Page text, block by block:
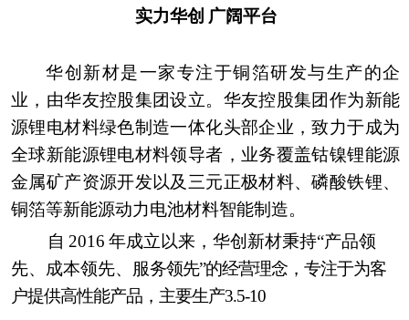
实力华创 广阔平台
华创新材是一家专注于铜箔研发与生产的企
业，由华友控股集团设立。华友控股集团作为新能
源锂电材料绿色制造一体化头部企业，致力于成为
全球新能源锂电材料领导者，业务覆盖钴镍锂能源
金属矿产资源开发以及三元正极材料、磷酸铁锂、
铜箔等新能源动力电池材料智能制造。
自 2016 年成立以来，华创新材秉持“产品领
先、成本领先、服务领先”的经营理念，专注于为客
户提供高性能产品，主要生产3.5-10